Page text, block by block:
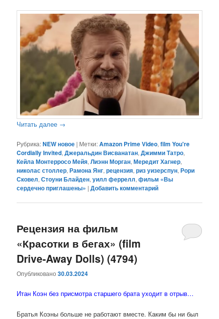
Читать далее →
Рубрика:NEW новое | Метки:Amazon Prime Video,film You're
Cordially Invited,Джеральдин Висванатан,Джимми Татро,
Кейла Монтерросо Мейя,Лиэнн Морган,Мередит Хагнер,
николас столлер,Рамона Янг,рецензия,риз уизерспун,Рори
Сковел,Стоуни Блайден,уилл феррелл,фильм «Вы
сердечно приглашены» |Добавить комментарий
Рецензия на фильм
«Красотки в бегах» (film
Drive-Away Dolls) (4794)
Опубликовано30.03.2024
Итан Коэн без присмотра старшего брата уходит в отрыв…
Братья Коэны больше не работают вместе. Каким бы ни был